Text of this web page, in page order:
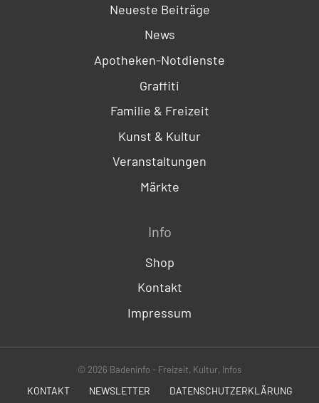
Neueste Beiträge
News
Apotheken-Notdienste
Graffiti
Familie & Freizeit
Kunst & Kultur
Veranstaltungen
Märkte
Info
Shop
Kontakt
Impressum
© 2026 Badeninfo - Freizeit, Kultur, Infos
KONTAKT NEWSLETTER DATENSCHUTZERKLÄRUNG